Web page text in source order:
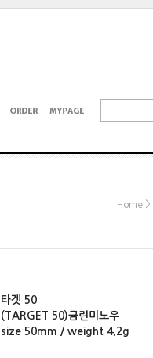
Home >
타겟 50
(TARGET 50)금린미노우
size 50mm / weight 4.2g